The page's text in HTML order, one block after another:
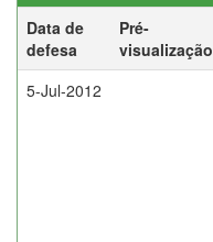
Data de
defesa
Pré-
visualização
5-Jul-2012